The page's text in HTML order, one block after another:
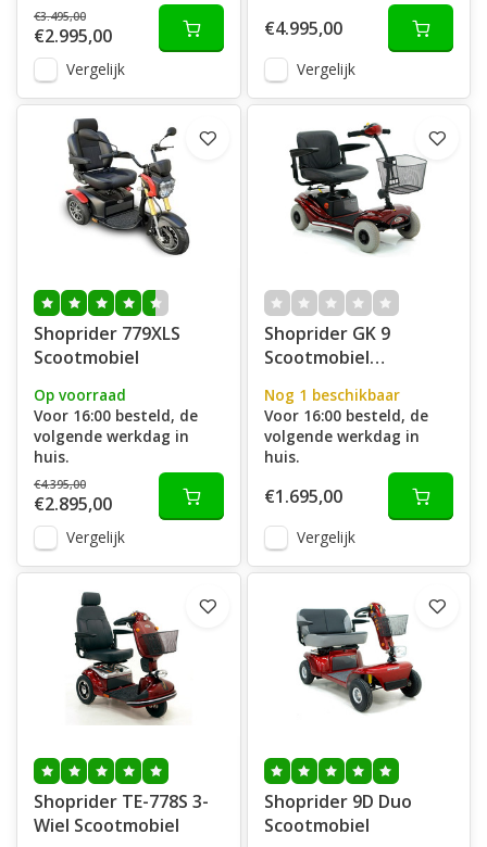
€3.495,00
€2.995,00
Vergelijk
€4.995,00
Vergelijk
Shoprider 779XLS
Scootmobiel
Op voorraad
Voor 16:00 besteld, de
volgende werkdag in
huis.
€4.395,00
€2.895,00
Vergelijk
Shoprider GK 9
Scootmobiel
Nog 1 beschikbaar
Voor 16:00 besteld, de
volgende werkdag in
huis.
€1.695,00
Vergelijk
Shoprider TE-778S 3-
Wiel Scootmobiel
Shoprider 9D Duo
Scootmobiel